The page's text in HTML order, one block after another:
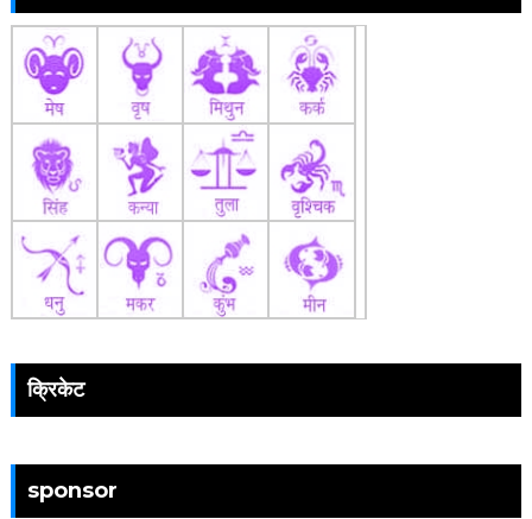
क्रिकेट
sponsor